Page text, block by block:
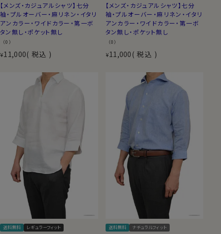
【メンズ・カジュアルシャツ】七分
袖・プルオーバー・麻リネン・イタリ
アンカラー・ワイドカラー・第一ボ
タン無し・ポケット無し
（0）
¥11,000 税込
【メンズ・カジュアルシャツ】七分
袖・プルオーバー・麻リネン・イタリ
アンカラー・ワイドカラー・第一ボ
タン無し・ポケット無し
（0）
¥11,000 税込
送料無料 レギュラーフィット 送料無料 ナチュラルフィット